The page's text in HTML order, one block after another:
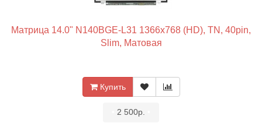
Матрица 14.0" N140BGE-L31 1366x768 (HD), TN, 40pin,
Slim, Матовая
Купить
2 500р.